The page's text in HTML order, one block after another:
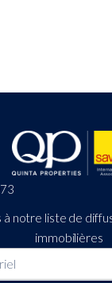
à notre liste de
immobilières